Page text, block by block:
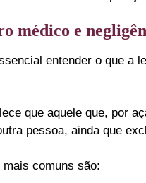
médico e
entender o que a
que aquele que, por
pessoa, ainda que
comuns são: